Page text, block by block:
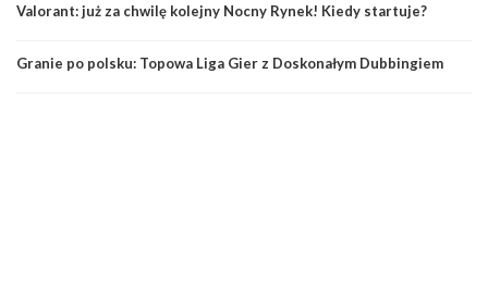
Valorant: już za chwilę kolejny Nocny Rynek! Kiedy startuje?
Granie po polsku: Topowa Liga Gier z Doskonałym Dubbingiem